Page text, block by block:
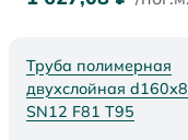
Труба полимерная
двухслойная
SN12 F81 Т95